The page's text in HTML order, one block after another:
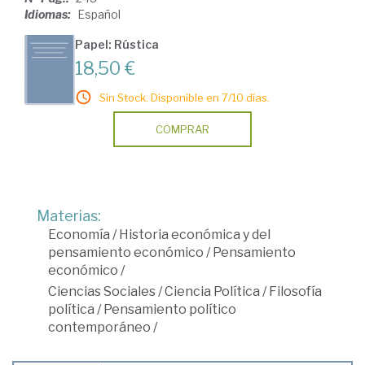
Idiomas: Español
Papel: Rústica
18,50 €
Sin Stock. Disponible en 7/10 días.
COMPRAR
Materias:
Economía /Historia económica y del
pensamiento económico /Pensamiento
económico /
Ciencias Sociales /Ciencia Política /Filosofía
política /Pensamiento político
contemporáneo /